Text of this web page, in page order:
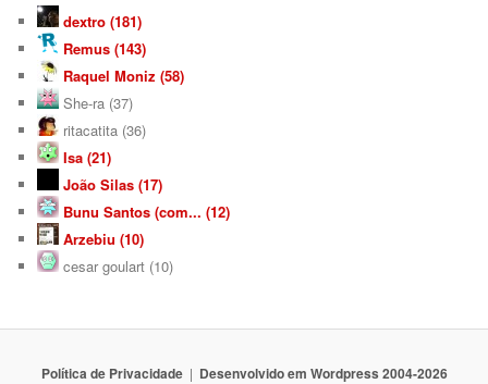
dextro (181)
Remus (143)
Raquel Moniz (58)
She-ra (37)
ritacatita (36)
Isa (21)
João Silas (17)
Bunu Santos (com... (12)
Arzebiu (10)
cesar goulart (10)
Política de Privacidade Desenvolvido em Wordpress 2004-2026